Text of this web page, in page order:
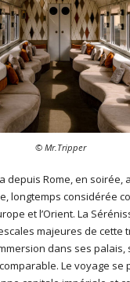
© Mr.Tripper
depuis Rome, en soirée,
longtemps considérée
et l’Orient. La
majeures de cette
dans ses palais,
Le voyage se